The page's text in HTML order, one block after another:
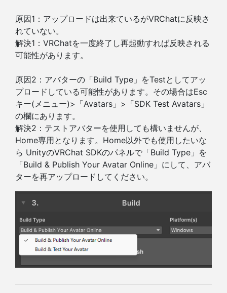
原因1：アップロードは出来ているがVRChatに反映さ
れていない。
解決1：VRChatを一度終了し再起動すれば反映される
可能性があります。
原因2：アバターの「Build Type」をTestとしてアッ
プロードしている可能性があります。その場合はEsc
キー(メニュー)>「Avatars」>「SDK Test Avatars」
の欄にあります。
解決2：テストアバターを使用しても構いませんが、
Home専用となります。Home以外でも使用したいな
ら UnityのVRChat SDKのパネルで「Build Type」を
「Build & Publish Your Avatar Online」にして、アバ
ターを再アップロードしてください。